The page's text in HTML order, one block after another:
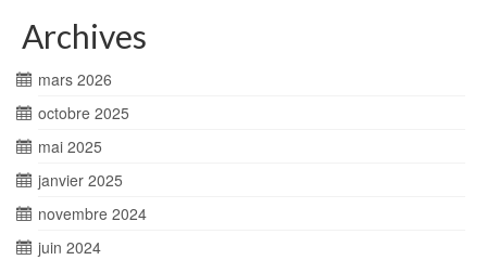
Archives
mars 2026
octobre 2025
mai 2025
janvier 2025
novembre 2024
juin 2024